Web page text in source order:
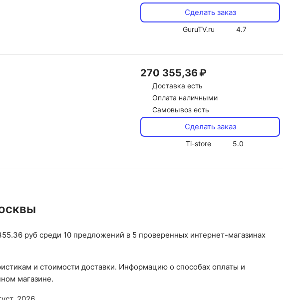
Сделать заказ
GuruTV.ru 4.7
270 355,36 ₽
Доставка есть
Оплата наличными
Самовывоз есть
Сделать заказ
Ti-store 5.0
руб среди 10 предложений в 5 проверенных интернет-магазинах
и стоимости доставки. Информацию о способах оплаты и
магазине.